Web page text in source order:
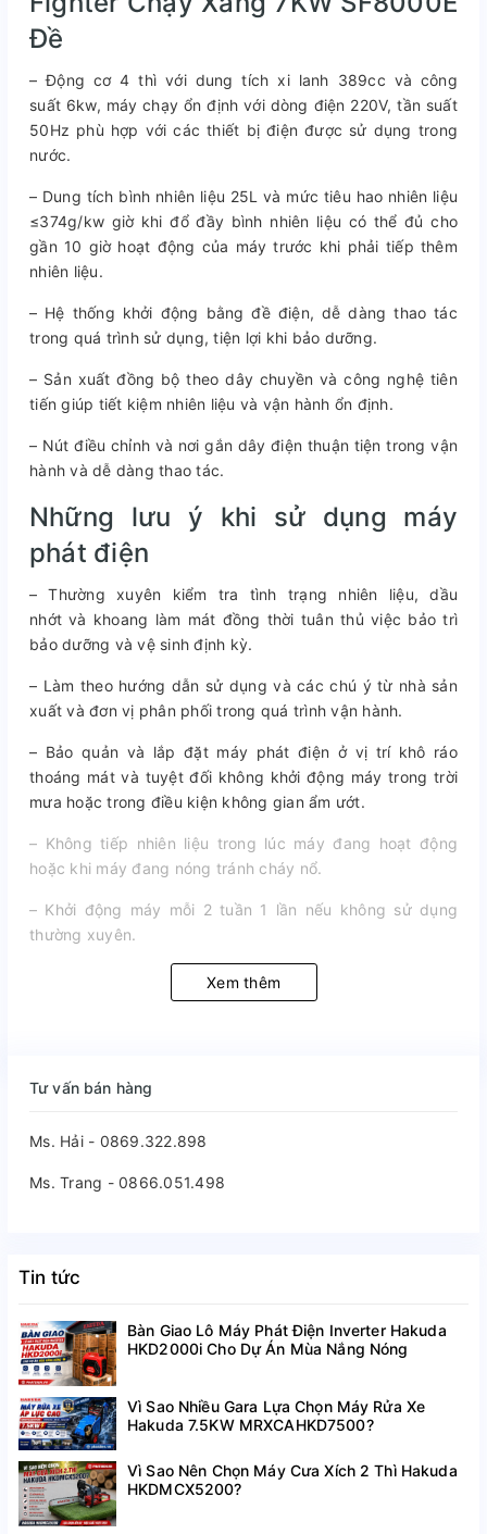
Đề
– Động cơ 4 thì với dung tích xi lanh 389cc và công
suất 6kw, máy chạy ổn định với dòng điện 220V, tần suất
50Hz phù hợp với các thiết bị điện được sử dụng trong
nước.
– Dung tích bình nhiên liệu 25L và mức tiêu hao nhiên liệu
≤374g/kw giờ khi đổ đầy bình nhiên liệu có thể đủ cho
gần 10 giờ hoạt động của máy trước khi phải tiếp thêm
nhiên liệu.
– Hệ thống khởi động bằng đề điện, dễ dàng thao tác
trong quá trình sử dụng, tiện lợi khi bảo dưỡng.
– Sản xuất đồng bộ theo dây chuyền và công nghệ tiên
tiến giúp tiết kiệm nhiên liệu và vận hành ổn định.
– Nút điều chỉnh và nơi gắn dây điện thuận tiện trong vận
hành và dễ dàng thao tác.
Những lưu ý khi sử dụng máy
phát điện
– Thường xuyên kiểm tra tình trạng nhiên liệu, dầu
nhớt và khoang làm mát đồng thời tuân thủ việc bảo trì
bảo dưỡng và vệ sinh định kỳ.
– Làm theo hướng dẫn sử dụng và các chú ý từ nhà sản
xuất và đơn vị phân phối trong quá trình vận hành.
– Bảo quản và lắp đặt máy phát điện ở vị trí khô ráo
thoáng mát và tuyệt đối không khởi động máy trong trời
mưa hoặc trong điều kiện không gian ẩm ướt.
– Không tiếp nhiên liệu trong lúc máy đang hoạt động
hoặc khi máy đang nóng tránh cháy nổ.
– Khởi động máy mỗi 2 tuần 1 lần nếu không sử dụng
thường xuyên.
Xem thêm
Tư vấn bán hàng
Ms. Hải - 0869.322.898
Ms. Trang - 0866.051.498
Tin tức
Bàn Giao Lô Máy Phát Điện Inverter Hakuda
HKD2000i Cho Dự Án Mùa Nắng Nóng
Vì Sao Nhiều Gara Lựa Chọn Máy Rửa Xe
Hakuda 7.5KW MRXCAHKD7500?
Vì Sao Nên Chọn Máy Cưa Xích 2 Thì Hakuda
HKDMCX5200?